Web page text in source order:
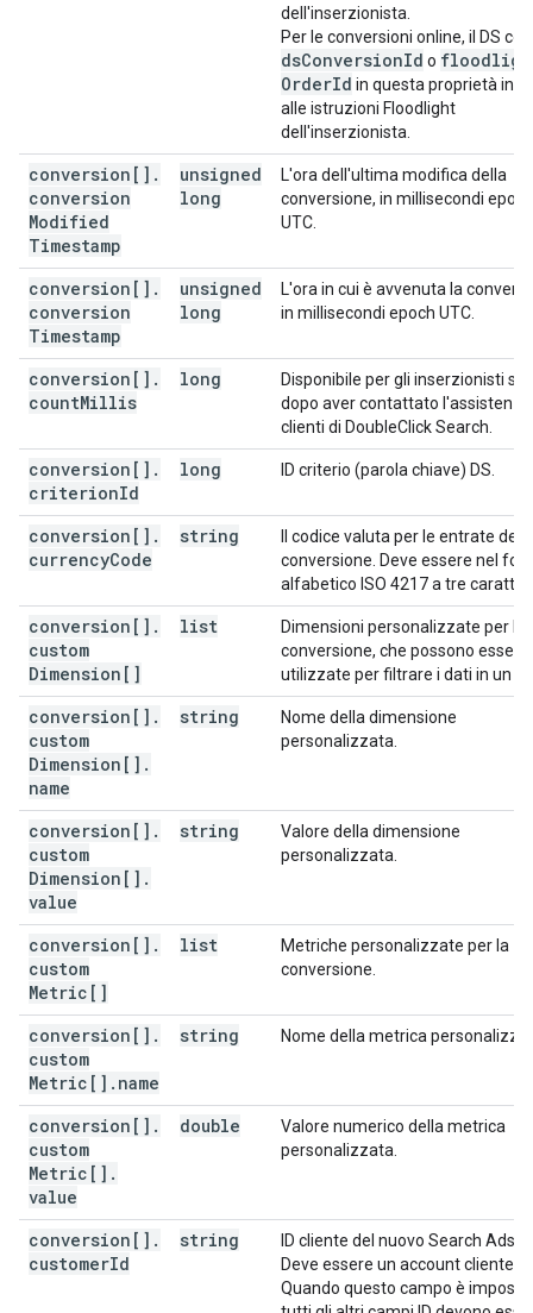
dell'inserzionista.
Per le conversioni online, il DS
dsConversionId o
OrderId in questa proprietà in
alle istruzioni Floodlight
dell'inserzionista.
conversion[] .
conversion
Modified
Timestamp
unsigned
long
L'ora dell'ultima modifica della
conversione, in millisecondi epoch
UTC.
conversion[] .
conversion
Timestamp
unsigned
long
L'ora in cui è avvenuta la
in millisecondi epoch UTC.
conversion[] .
countMillis
long
Disponibile per gli inserzionisti
dopo aver contattato l'assistenza
clienti di DoubleClick Search.
conversion[] .
criterionId
long ID criterio (parola chiave) DS.
conversion[] .
currencyCode
string
Il codice valuta per le entrate della
conversione. Deve essere nel
alfabetico ISO 4217 a tre
conversion[] .
custom
Dimension[]
list
Dimensioni personalizzate per la
conversione, che possono essere
utilizzate per filtrare i dati in un
conversion[] .
custom
Dimension[] .
name
string
Nome della dimensione
personalizzata.
conversion[] .
custom
Dimension[] .
value
string
Valore della dimensione
personalizzata.
conversion[] .
custom
Metric[]
list
Metriche personalizzate per la
conversione.
conversion[] .
custom
Metric[] . name
string Nome della metrica
conversion[] .
custom
Metric[] .
value
double
Valore numerico della metrica
personalizzata.
conversion[] .
customerId
string
ID cliente del nuovo Search Ads
Deve essere un account cliente.
Quando questo campo è